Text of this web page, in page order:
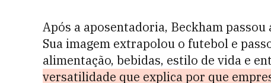
Após a aposentadoria, Beckham
Sua imagem extrapolou o futebol e
alimentação, bebidas, estilo de vida e
versatilidade que explica por que